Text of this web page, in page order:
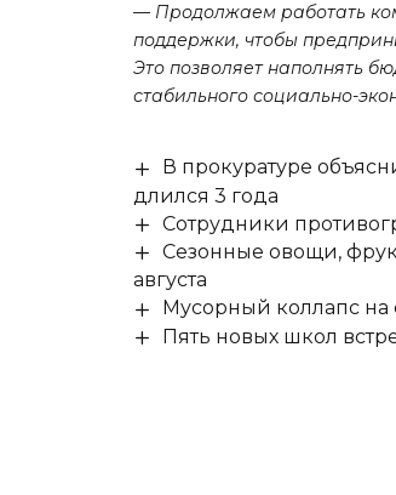
— Продолжаем работать
поддержки, чтобы
Это позволяет наполнять
стабильного социально-
В прокуратуре
длился 3 года
Сотрудники
Сезонные овощи,
августа
Мусорный коллапс на
Пять новых школ